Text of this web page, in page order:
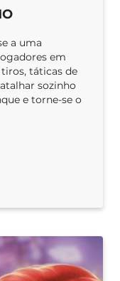
a uma
em
táticas de
sozinho
e torne-se o